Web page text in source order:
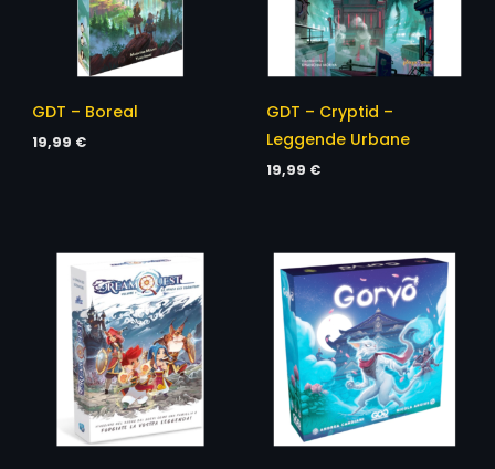
GDT – Boreal
19,99 €
GDT – Cryptid –
Leggende Urbane
19,99 €